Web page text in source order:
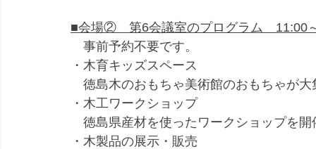
■会場②　第6会議室のプログラム　11:00
事前予約不要です。
・木育キッズスペース
徳島木のおもちゃ美術館のおもちゃが大
・木工ワークショップ
徳島県産材を使ったワークショップを開
・木製品の展示・販売